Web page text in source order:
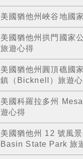
美國猶他州峽谷地國
美國猶他州拱門國家
旅遊心得
美國猶他州圓頂礁國
鎮（Bicknell）旅遊
美國科羅拉多州
遊心得
美國猶他州 12 號風
Basin State Park 旅